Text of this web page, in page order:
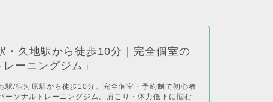
・久地駅から徒歩10分｜完全個室の
ーニングジム」
駅/宿河原駅から徒歩10分。完全個室・予約制で初心者
ーソナルトレーニングジム。肩こり・体力低下に悩む